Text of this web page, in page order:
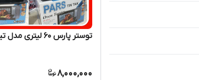
توستر پارس ۶۰ لیتری مدل تین تک
8,000,000